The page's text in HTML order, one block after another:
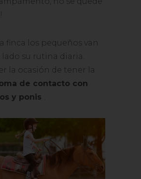
finca los pequeños van
lado su rutina diaria.
la ocasión de tener la
de contacto con
y ponis